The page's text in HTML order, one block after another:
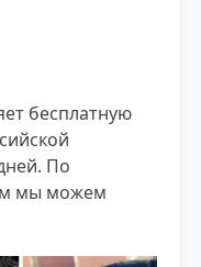
бесплатную
По
мы можем